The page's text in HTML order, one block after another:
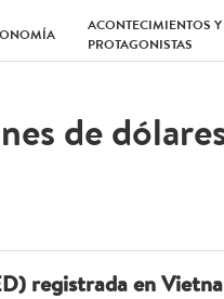
ACONTECIMIENTOS Y
PROTAGONISTAS
de
registrada en